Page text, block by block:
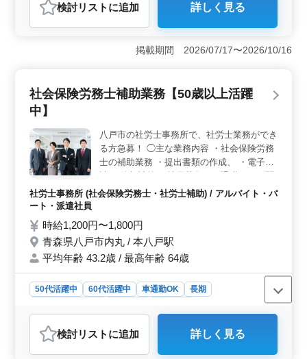
おすすめポイント
＜働きやすさ＞ 車通勤が可能で、最寄駅からも近い立
地条件が魅力です。また、残業がないため、ワークライ
フバランスを保ちながら働けます。週3〜5日の勤務が可
い職場で、50代以上のベテランスタッフも活躍中。少人
数で男女比率も女性が多く、和やかな雰囲気が特徴で
整っています。 ＜条件・待遇＞ 時給1,000円〜
1,200円で通勤手当も支給されるなど、給与面が安定して
います。さらに、社会保険完備や週休二日制、充実した
休暇制度により、長期的に安心して働ける職場です。
検討リスト に追加 詳しく見る
掲載期間 2026/07/17〜2026/10/16
社会保険労務士補助業務【50歳以上活躍
中】
八戸市の社労士事務所で、社労士業務ができ
る方急募！ ◯主な業務内容 ・社会保険労務
士の補助業務 ・提出書類の作成、 ・電子申
請 ・給与計算 ・社員募集から退職までの関
連書式作成 ・顧客からの電話応対 ・来訪者
視の働き方が可能です！ ※マイカー通勤可
能 ※残業少なめ シニア世代のベテラン社労
士も活躍中の事務所です。 今まで培ってき
た経験・スキルを発揮して頂ける方、ぜひご
応募ください！
社労士事務所 (社会保険労務士・社労士補助) / アルバイト・パ
ート・派遣社員
時給1,200円〜1,800円
青森県八戸市内丸 / 本八戸駅
平均年齢 43.2歳 / 最高年齢 64歳
50代活躍中 60代活躍中 車通勤OK
長期
社労士事務所
検討リスト に追加 詳しく見る